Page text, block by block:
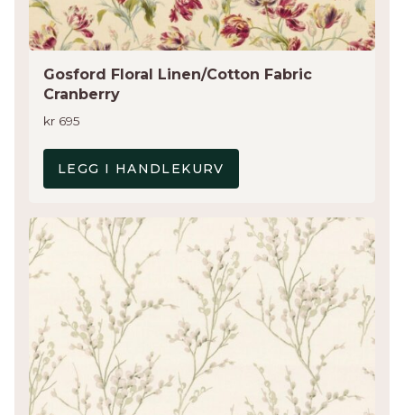
Gosford Floral Linen/Cotton Fabric
Cranberry
kr 695
LEGG I HANDLEKURV